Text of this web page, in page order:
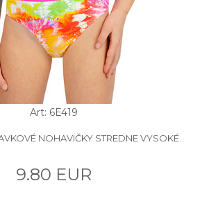
Art: 6E419
NOHAVIČKY STREDNE VYSOKÉ.
9.80 EUR